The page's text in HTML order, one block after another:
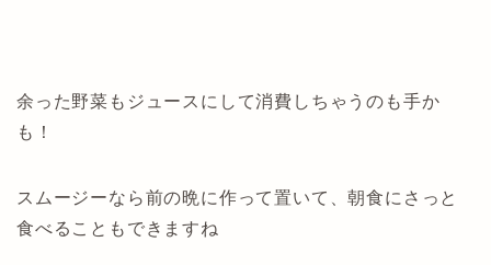
余った野菜もジュースにして消費しちゃうのも手か
も！
スムージーなら前の晩に作って置いて、朝食にさっと
食べることもできますね